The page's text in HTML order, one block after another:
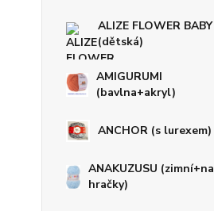
ALIZE FLOWER BABY
(dětská)
AMIGURUMI
(bavlna+akryl)
ANCHOR (s lurexem)
ANAKUZUSU (zimní+na
hračky)